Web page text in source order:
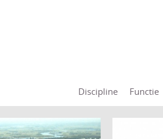
Discipline Functie